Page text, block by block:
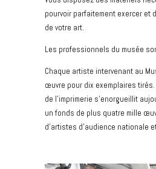
pourvoir parfaitement exercer et
de votre art.
Les professionnels du musée
Chaque artiste intervenant au
œuvre pour dix exemplaires
de l’imprimerie s’enorgueillit
un fonds de plus quatre mille
d’artistes d’audience nationale